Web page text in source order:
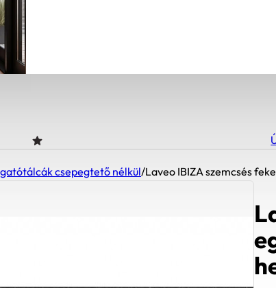
csepegtető nélkül/Laveo IBIZA szemcsés